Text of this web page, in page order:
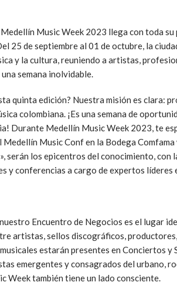
Music Week 2023 llega con toda su
25 de septiembre al 01 de octubre, la
y la cultura, reuniendo a artistas,
semana inolvidable.
quinta edición? Nuestra misión es clara:
colombiana. ¡Es una semana de
Durante Medellín Music Week 2023, te
Music Conf en la Bodega
serán los epicentros del conocimiento, con
y conferencias a cargo de expertos líderes
Encuentro de Negocios es el lugar
artistas, sellos discográficos,
estarán presentes en Conciertos y
emergentes y consagrados del urbano,
Week también tiene un lado consciente.